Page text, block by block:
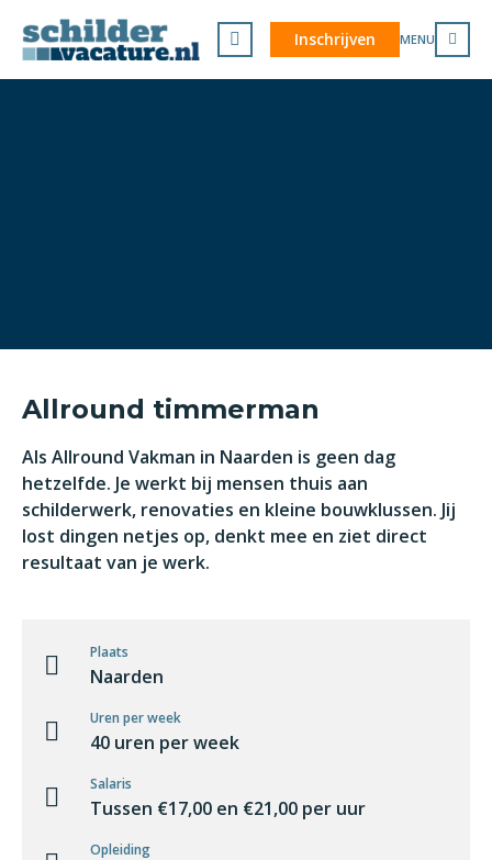
Inschrijven MENU
Allround timmerman
Als Allround Vakman in Naarden is geen dag
hetzelfde. Je werkt bij mensen thuis aan
schilderwerk, renovaties en kleine bouwklussen. Jij
lost dingen netjes op, denkt mee en ziet direct
resultaat van je werk.
Plaats
Naarden
Uren per week
40 uren per week
Salaris
Tussen €17,00 en €21,00 per uur
Opleiding